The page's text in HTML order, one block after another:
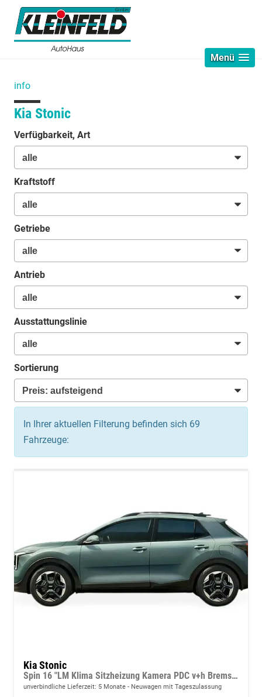
Menü
info
Kia Stonic
Verfügbarkeit, Art
Kraftstoff
Getriebe
Antrieb
Ausstattungslinie
Sortierung
In Ihrer aktuellen Filterung befinden sich 69
Fahrzeuge:
Kia Stonic
Spin 16 "LM Klima Sitzheizung Kamera PDC v+h Bremsassistent Lenkradheizung
unverbindliche Lieferzeit: 5 Monate Neuwagen mit Tageszulassung